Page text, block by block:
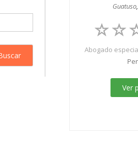
Guatuso
Abogado
Ver